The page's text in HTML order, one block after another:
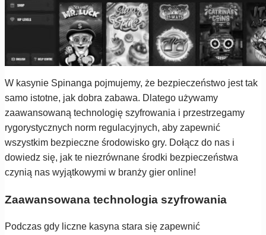
W kasynie Spinanga pojmujemy, że bezpieczeństwo jest tak
samo istotne, jak dobra zabawa. Dlatego używamy
zaawansowaną technologię szyfrowania i przestrzegamy
rygorystycznych norm regulacyjnych, aby zapewnić
wszystkim bezpieczne środowisko gry. Dołącz do nas i
dowiedz się, jak te niezrównane środki bezpieczeństwa
czynią nas wyjątkowymi w branży gier online!
Zaawansowana technologia szyfrowania
Podczas gdy liczne kasyna stara się zapewnić